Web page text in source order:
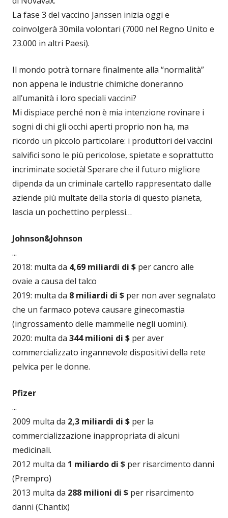
La fase 3 del vaccino Janssen inizia oggi e
coinvolgerà 30mila volontari (7000 nel Regno Unito e
23.000 in altri Paesi).
Il mondo potrà tornare finalmente alla “normalità”
non appena le industrie chimiche doneranno
all’umanità i loro speciali vaccini?
Mi dispiace perché non è mia intenzione rovinare i
sogni di chi gli occhi aperti proprio non ha, ma
ricordo un piccolo particolare: i produttori dei vaccini
salvifici sono le più pericolose, spietate e soprattutto
incriminate società! Sperare che il futuro migliore
dipenda da un criminale cartello rappresentato dalle
aziende più multate della storia di questo pianeta,
lascia un pochettino perplessi…
Johnson&Johnson
...
2018: multa da 4,69 miliardi di $ per cancro alle
ovaie a causa del talco
2019: multa da 8 miliardi di $ per non aver segnalato
che un farmaco poteva causare ginecomastia
(ingrossamento delle mammelle negli uomini).
2020: multa da 344 milioni di $ per aver
commercializzato ingannevole dispositivi della rete
pelvica per le donne.
Pfizer
...
2009 multa da 2,3 miliardi di $ per la
commercializzazione inappropriata di alcuni
medicinali.
2012 multa da 1 miliardo di $ per risarcimento danni
(Prempro)
2013 multa da 288 milioni di $ per risarcimento
danni (Chantix)